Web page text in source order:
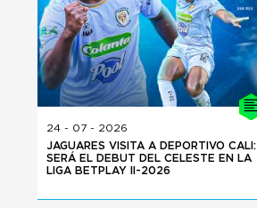
24 - 07 - 2026
JAGUARES VISITA A DEPORTIVO CALI:
SERÁ EL DEBUT DEL CELESTE EN LA
LIGA BETPLAY II-2026